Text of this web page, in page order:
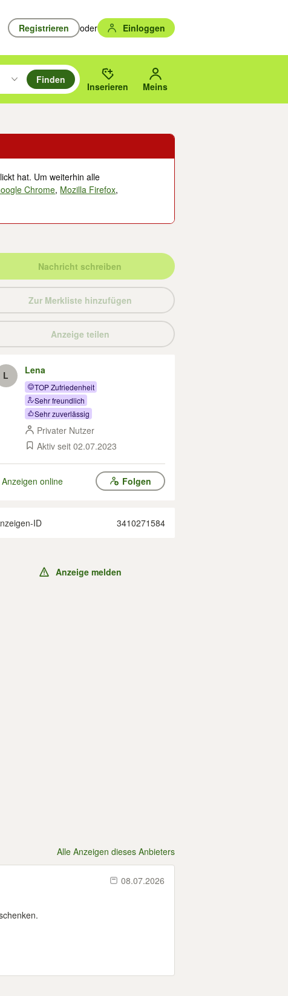
Registrieren oder Einloggen
durchsuchen und mit Eingabetaste auswählen.
um zu suchen, oder Vorschläge mit den Pfeiltasten nach oben/
des gewählten Orts oder PLZ.
Finden
Inserieren Meins
hat. Um weiterhin alle
Chrome, Mozilla Firefox,
Nachricht schreiben
Zur Merkliste hinzufügen
Anzeige teilen
L Lena
TOP Zufriedenheit
Sehr freundlich
Sehr zuverlässig
Privater Nutzer
Aktiv seit 02.07.2023
online Folgen
ID 3410271584
Anzeige melden
Alle Anzeigen dieses Anbieters
08.07.2026